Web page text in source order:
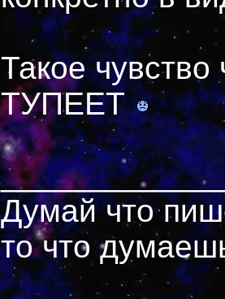
Такое
ТУПЕЕТ
Думай что
то что